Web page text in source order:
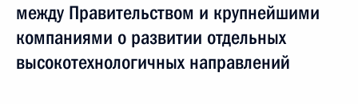
между Правительством и крупнейшими
компаниями о развитии отдельных
высокотехнологичных направлений